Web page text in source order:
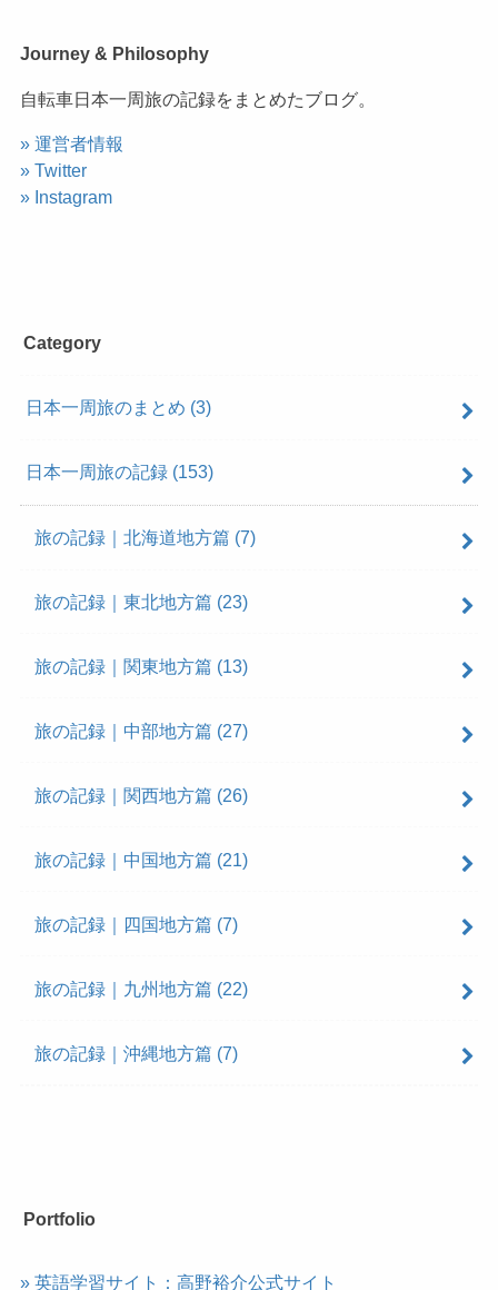
Journey & Philosophy
自転車日本一周旅の記録をまとめたブログ。
» 運営者情報
» Twitter
» Instagram
Category
日本一周旅のまとめ (3)
日本一周旅の記録 (153)
旅の記録｜北海道地方篇 (7)
旅の記録｜東北地方篇 (23)
旅の記録｜関東地方篇 (13)
旅の記録｜中部地方篇 (27)
旅の記録｜関西地方篇 (26)
旅の記録｜中国地方篇 (21)
旅の記録｜四国地方篇 (7)
旅の記録｜九州地方篇 (22)
旅の記録｜沖縄地方篇 (7)
Portfolio
» 英語学習サイト：高野裕介公式サイト